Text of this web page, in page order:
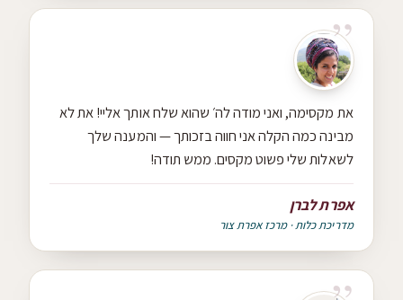
את מקסימה, ואני מודה לה׳ שהוא שלח אותך אליי! את לא
מבינה כמה הקלה אני חווה בזכותך — והמענה שלך
לשאלות שלי פשוט מקסים. ממש תודה!
אפרת לברן
מדריכת כלות · מרכז אפרת צור